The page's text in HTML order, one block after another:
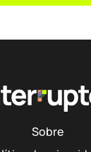
Sobre